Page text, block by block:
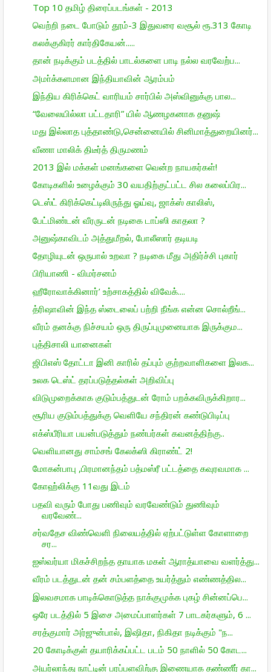
Top 10 தமிழ் திரைப்படங்கள் - 2013
வெற்றி நடை போடும் தூம்-3 இதுவரை வசூல் ரூ.313 கோடி
கலக்குகிரர் கார்திகேயன்.....
தான் நடிக்கும் படத்தில் பாடல்களை பாடி நல்ல வரவேற்ப...
அமா்க்களமான இந்தியாவின் ஆரம்பம்
இந்திய கிரிக்கெட் வாரியம் சார்பில் அஸ்வினுக்கு பால...
“வேலையில்லா பட்டதாரி” யில் ஆணழகனாக தனுஷ்
மது இல்லாத புத்தாண்டு,சென்னையில் சினிமாத்துறையினர்...
வீணா மாலிக் திடீர்த் திருமணம்
2013 இல் மக்கள் மனங்களை வென்ற நாயகர்கள்!
கோடிகளில் உழைக்கும் 30 வயதிற்குட்பட்ட சில கலைப்பிர...
டெஸ்ட் கிரிக்கெட்டிலிருந்து ஓய்வு, ஜாக்ஸ் காலிஸ்,
பேட்மிண்டன் வீரருடன் நடிகை டாப்ஸி காதலா ?
அனுஷ்காவிடம் அத்துமீறல், போலீஸார் தடியடி
தோழியுடன் ஒருபால் உறவா ? நடிகை மீது அதிர்ச்சி புகார்
பிரியாணி - விமர்சனம்
ஹீரோவாக்கினார்’ உற்சாகத்தில் விவேக்....
த்ரிஷாவின் இந்த ஸ்டைலைப் பற்றி நீங்க என்ன சொல்றீங்...
வீரம் தனக்கு நிச்சயம் ஒரு திருப்புமுனையாக இருக்கும...
புத்திசாலி யானைகள்
ஜிபிஎஸ் தோட்டா இனி காரில் தப்பும் குற்றவாளிகளை இலக...
உலக டெஸ்ட் தரப்படுத்தல்கள் அறிவிப்பு
விடுமுறைக்காக குடும்பத்துடன் ரோம் பறக்கவிருக்கிறார...
சூரிய குடும்பத்துக்கு வெளியே சந்திரன் கண்டுபிடிப்பு
எக்ஸ்பீரியா பயன்படுத்தும் நண்பர்கள் கவனத்திற்கு..
வெளியானது சாம்சங் கேலக்ஸி கிராண்ட் 2!
மோகன்பாபு ,பிரமானந்தம் பத்மஸ்ரீ பட்டத்தை கவுரவமாக ...
கோஹ்லிக்கு 11வது இடம்
பதவி வரும் போது பணிவும் வரவேண்டும் துணிவும்
வரவேண்...
சர்வதேச விண்வெளி நிலையத்தில் ஏற்பட்டுள்ள கோளாறை
சர...
ஐஸ்வர்யா மிகச்சிறந்த தாயாக மகள் ஆராத்யாவை வளர்த்து...
வீரம் படத்துடன் தன் சம்பளத்தை உயர்த்தும் எண்ணத்தில...
இலவசமாக பாடிக்கொடுத்த நாக்குமுக்க புகழ் சின்னப்பெ...
ஒரே படத்தில் 5 இசை அமைப்பாளர்கள் 7 பாடகர்களும், 6 ...
சரத்குமார் அர்ஜுன்பால், இஷிதா, நிகிதா நடிக்கும் "ந...
20 கோடிக்குள் தயாரிக்கப்பட்ட படம் 50 நாளில் 50 கோட...
அயர்லாந்து நாட்டின் பரப்பளவிற்கு இணையாக தண்ணீர் கா...